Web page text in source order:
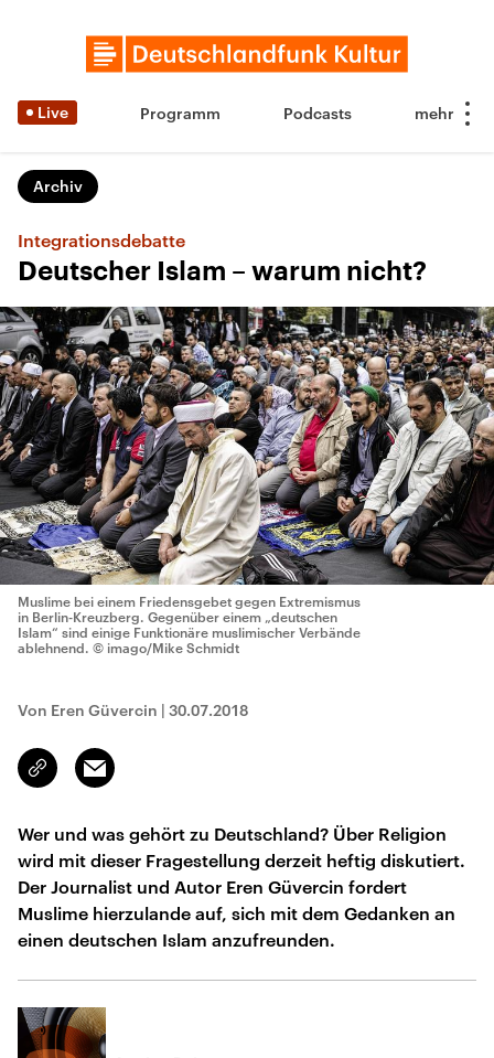
Live Programm Podcasts
Archiv
Integrationsdebatte
Deutscher Islam – warum nicht?
Muslime bei einem Friedensgebet gegen Extremismus
in Berlin-Kreuzberg. Gegenüber einem „deutschen
Islam“ sind einige Funktionäre muslimischer Verbände
ablehnend. © imago/Mike Schmidt
Von Eren Güvercin | 30.07.2018
Link
kopieren/teilen
Email
Wer und was gehört zu Deutschland? Über Religion
wird mit dieser Fragestellung derzeit heftig diskutiert.
Der Journalist und Autor Eren Güvercin fordert
Muslime hierzulande auf, sich mit dem Gedanken an
einen deutschen Islam anzufreunden.